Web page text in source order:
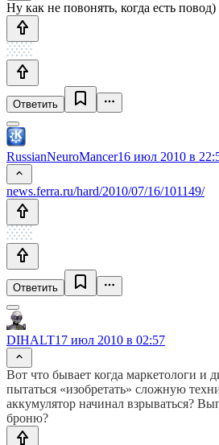
Ну как не повонять, когда есть повод)
Ответить
RussianNeuroMancer16 июл 2010 в
news.ferra.ru/hard/2010/07/16/101149/
Ответить
DIHALT17 июл 2010 в 02:57
Вот что бывает когда маркетологи и
пытаться «изобретать» сложную
аккумулятор начинал взрываться?
броню?